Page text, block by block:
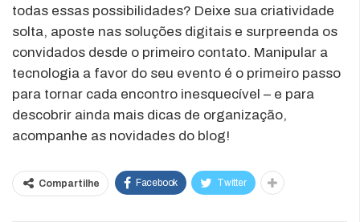
todas essas possibilidades? Deixe sua criatividade
solta, aposte nas soluções digitais e surpreenda os
convidados desde o primeiro contato. Manipular a
tecnologia a favor do seu evento é o primeiro passo
para tornar cada encontro inesquecível – e para
descobrir ainda mais dicas de organização,
acompanhe as novidades do blog!
Compartilhe Facebook Twitter